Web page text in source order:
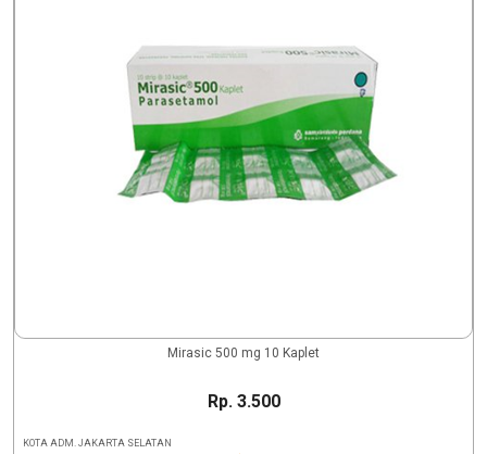
Mirasic 500 mg 10 Kaplet
Rp. 3.500
KOTA ADM. JAKARTA SELATAN